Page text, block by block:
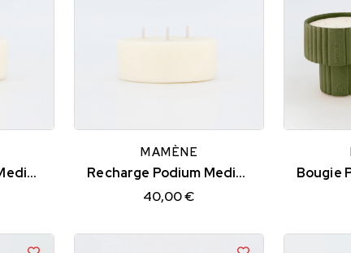
Recharge Podium Medium SIMONE
MAMÈNE
Recharge Podium Medium FRIDA
40,00 €